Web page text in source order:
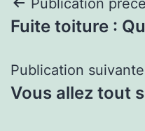
Navigation
de
l’article
Fuite toiture :
Publication suivante
Vous allez tout